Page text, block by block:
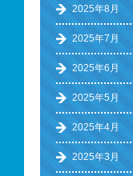
2025年8月
2025年7月
2025年6月
2025年5月
2025年4月
2025年3月